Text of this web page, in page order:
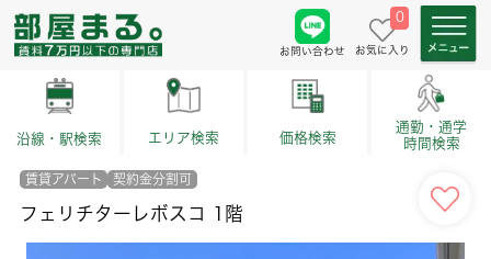
お問い合わせ
0
お気に入り
沿線・駅検索 エリア検索 価格検索
通勤・通学
時間検索
賃貸アパート 契約金分割可
フェリチターレボスコ 1階